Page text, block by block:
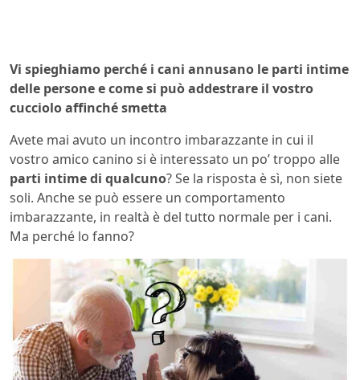
Vi spieghiamo perché i cani annusano le parti intime
delle persone e come si può addestrare il vostro
cucciolo affinché smetta
Avete mai avuto un incontro imbarazzante in cui il
vostro amico canino si è interessato un po’ troppo alle
parti intime di qualcuno? Se la risposta è sì, non siete
soli. Anche se può essere un comportamento
imbarazzante, in realtà è del tutto normale per i cani.
Ma perché lo fanno?